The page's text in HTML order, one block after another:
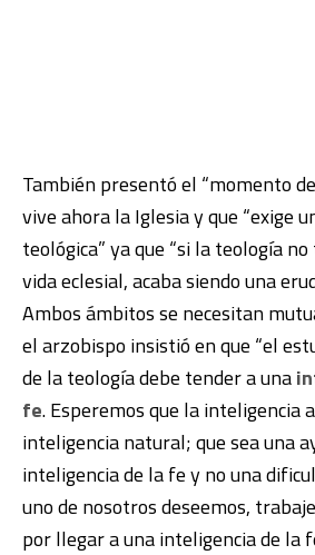
También presentó el “momento
vive ahora la Iglesia y que “exige
teológica” ya que “si la teología
vida eclesial, acaba siendo una
Ambos ámbitos se necesitan
el arzobispo insistió en que “el
de la teología debe tender a una
fe. Esperemos que la
inteligencia natural; que sea una
inteligencia de la fe y no una
uno de nosotros deseemos,
por llegar a una inteligencia de la